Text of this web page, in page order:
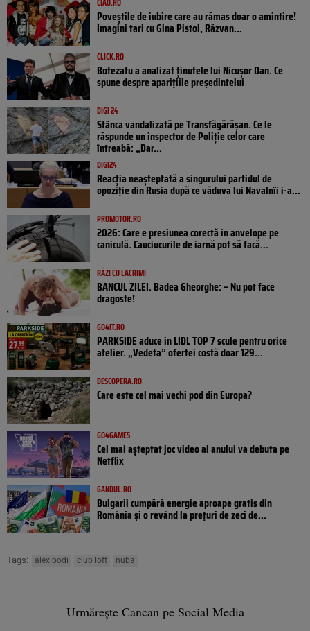
Poveştile de iubire care au rămas doar o amintire!
Imagini tari cu Gina Pistol, Răzvan...
CLICK.RO
Botezatu a analizat ținutele lui Nicușor Dan. Ce
spune despre aparițiile președintelui
DIGI 24
Stânca vandalizată pe Transfăgărășan. Ce le
răspunde un inspector de Poliție celor care
întreabă: „Dar...
DIGI24
Reacția neașteptată a singurului partidul de
opoziţie din Rusia după ce văduva lui Navalnîi i-a...
PROMOTOR.RO
2026: Care e presiunea corectă în anvelope pe
caniculă. Cauciucurile de iarnă pot să facă...
RÂZI CU LACRIMI
BANCUL ZILEI. Badea Gheorghe: – Nu pot face
dragoste!
GO4IT.RO
PARKSIDE aduce în LIDL TOP 7 scule pentru orice
atelier. „Vedeta” ofertei costă doar 129...
DESCOPERA.RO
Care este cel mai vechi pod din Europa?
GO4GAMES
Cel mai așteptat joc video al anului va debuta pe
Netflix
GANDUL.RO
Bulgarii cumpără energie aproape gratis din
România și o revând la prețuri de zeci de...
Tags: alex bodi club loft nuba
Urmărește Cancan pe Social Media